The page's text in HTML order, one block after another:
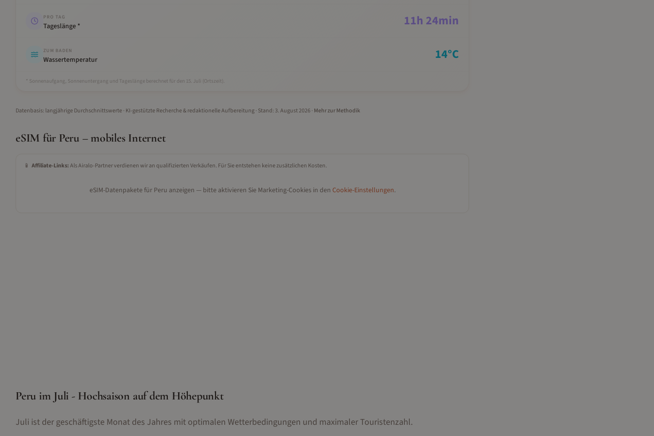
PRO TAG
Tageslänge * 11h 24min
ZUM BADEN
Wassertemperatur 14°C
* Sonnenaufgang, Sonnenuntergang und Tageslänge berechnet für den 15. Juli (Ortszeit).
Datenbasis: langjährige Durchschnittswerte · KI-gestützte Recherche & redaktionelle Aufbereitung· Stand: 3. August 2026· Mehr zur Methodik
eSIM für Peru– mobiles Internet
📱 Affiliate-Links:Als Airalo-Partner verdienen wir an qualifizierten Verkäufen. Für Sie entstehen keine zusätzlichen Kosten.
eSIM-Datenpakete für Peru anzeigen — bitte aktivieren Sie Marketing-Cookies in den Cookie-Einstellungen.
Peru im Juli - Hochsaison auf dem Höhepunkt
Juli ist der geschäftigste Monat des Jahres mit optimalen Wetterbedingungen und maximaler Touristenzahl.